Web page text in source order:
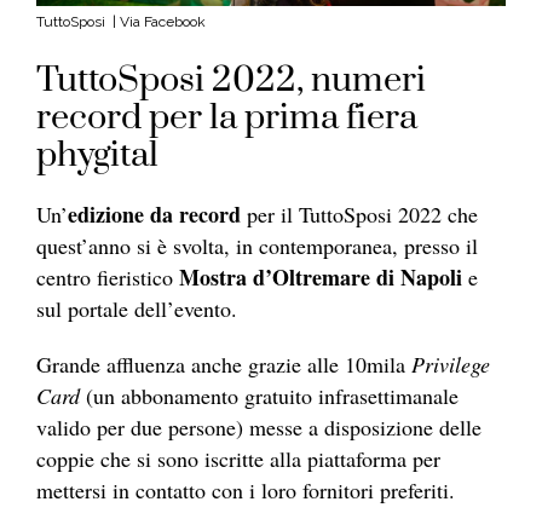
TuttoSposi | Via Facebook
TuttoSposi 2022, numeri
record per la prima fiera
phygital
Un’edizione da record per il TuttoSposi 2022 che
quest’anno si è svolta, in contemporanea, presso il
centro fieristico Mostra d’Oltremare di Napoli e
sul portale dell’evento.
Grande affluenza anche grazie alle 10mila Privilege
Card(un abbonamento gratuito infrasettimanale
valido per due persone) messe a disposizione delle
coppie che si sono iscritte alla piattaforma per
mettersi in contatto con i loro fornitori preferiti.